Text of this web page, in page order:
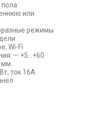
или
режимы
Wi-Fi
— +5…+60
ток 16А